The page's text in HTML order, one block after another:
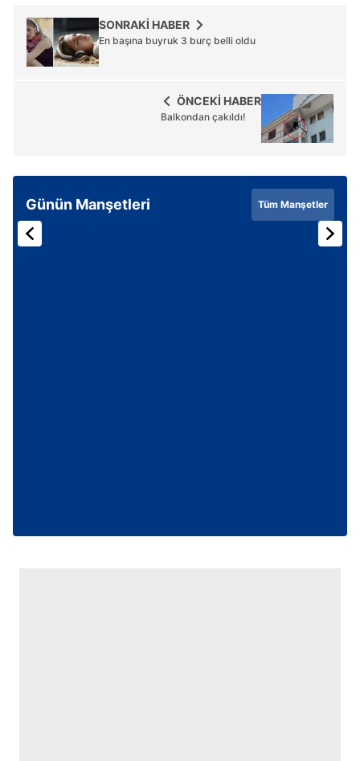
SONRAKİ HABER
En başına buyruk 3 burç belli oldu
ÖNCEKİ HABER
Balkondan çakıldı!
Günün Manşetleri Tüm Manşetler